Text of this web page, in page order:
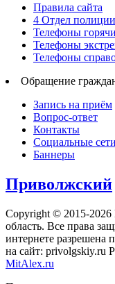
Правила сайта
4 Отдел полиции
Телефоны
Телефоны
Телефоны
Обращение
Запись на приём
Вопрос-ответ
Контакты
Социальные сети
Баннеры
Приволжский
Copyright © 2015-2026
область. Все права
интернете разрешена
на сайт: privolgskiy.ru
MitAlex.ru